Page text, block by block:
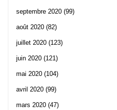
septembre 2020 (99)
août 2020 (82)
juillet 2020 (123)
juin 2020 (121)
mai 2020 (104)
avril 2020 (99)
mars 2020 (47)